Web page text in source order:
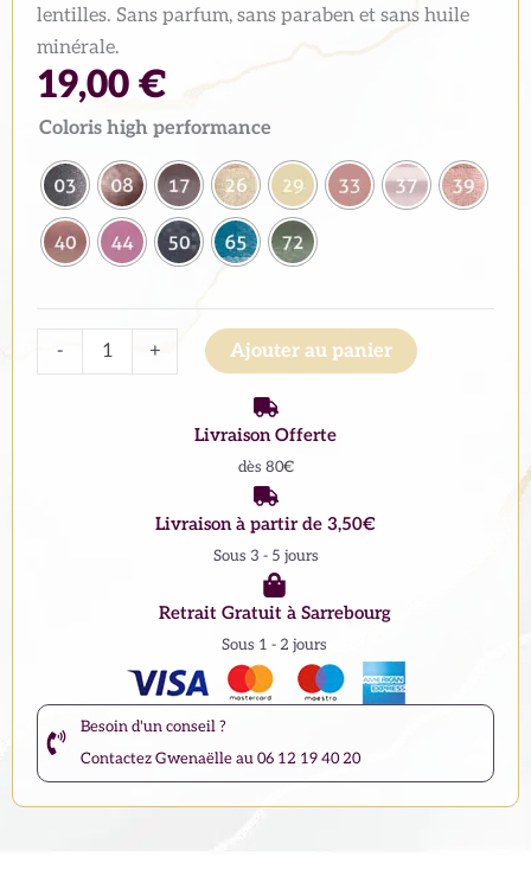
lentilles. Sans parfum, sans paraben et sans huile
minérale.
19,00 €
Coloris high performance
-
quantité
Crayon
ombre
à
High
Performance
waterproof
+ Ajouter au panier Alternative:
Livraison Offerte
dès 80€
Livraison à partir de 3,50€
Sous 3 - 5 jours
Retrait Gratuit à Sarrebourg
Sous 1 - 2 jours
Besoin d'un conseil ?
Contactez Gwenaëlle au 06 12 19 40 20